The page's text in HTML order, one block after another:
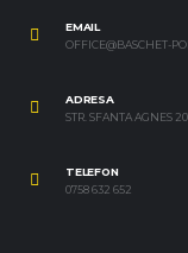
EMAIL
OFFICE@BASCHET-
ADRESA
STR. SFANTA AGNES
TELEFON
0758 632 652